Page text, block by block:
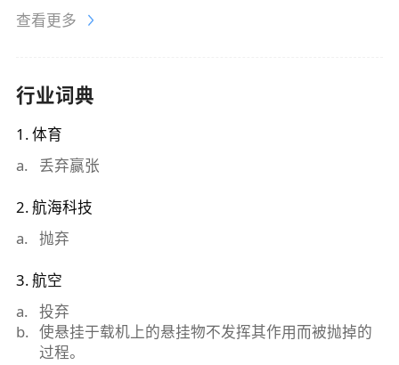
查看更多
行业词典
1 .体育
a. 丢弃赢张
2.航海科技
a. 抛弃
3.航空
a. 投弃
b. 使悬挂于载机上的悬挂物不发挥其作用而被抛掉的
过程。